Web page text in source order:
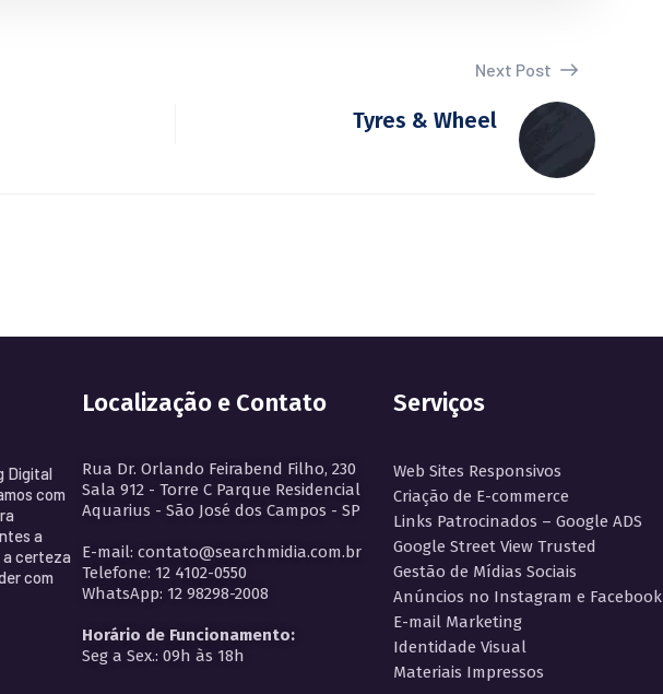
Next Post
Tyres & Wheel
Digital
com
a
a certeza
com
Localização e Contato
Rua Dr. Orlando Feirabend Filho, 230
Sala 912 - Torre C Parque Residencial
Aquarius - São José dos Campos - SP
E-mail: contato@searchmidia.com.br
Telefone: 12 4102-0550
WhatsApp: 12 98298-2008
Horário de Funcionamento:
Seg a Sex.: 09h às 18h
Serviços
Web Sites Responsivos
Criação de E-commerce
Links Patrocinados – Google ADS
Google Street View Trusted
Gestão de Mídias Sociais
Anúncios no Instagram e Facebook
E-mail Marketing
Identidade Visual
Materiais Impressos